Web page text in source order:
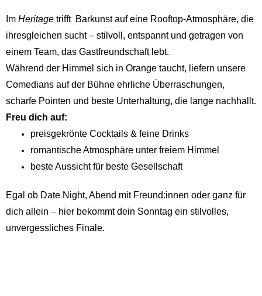
Im Heritagetrifft Barkunst auf eine Rooftop-Atmosphäre, die
ihresgleichen sucht – stilvoll, entspannt und getragen von
einem Team, das Gastfreundschaft lebt.
Während der Himmel sich in Orange taucht, liefern unsere
Comedians auf der Bühne ehrliche Überraschungen,
scharfe Pointen und beste Unterhaltung, die lange nachhallt.
Freu dich auf:
preisgekrönte Cocktails & feine Drinks
romantische Atmosphäre unter freiem Himmel
beste Aussicht für beste Gesellschaft
Egal ob Date Night, Abend mit Freund:innen oder ganz für
dich allein – hier bekommt dein Sonntag ein stilvolles,
unvergessliches Finale.